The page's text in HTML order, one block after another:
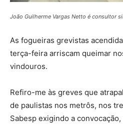
João Guilherme Vargas Netto é consultor
As fogueiras grevistas
terça-feira arriscam queimar
vindouros.
Refiro-me às greves que
de paulistas nos metrôs, nos
Sabesp exigindo a